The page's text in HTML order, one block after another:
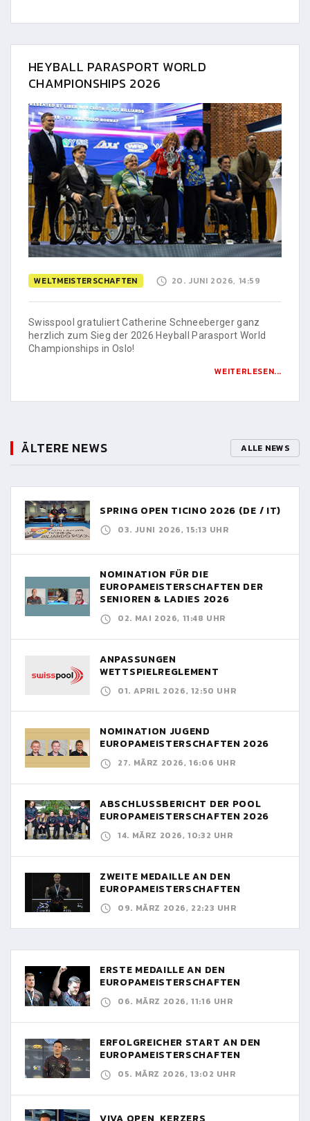
HEYBALL PARASPORT WORLD
CHAMPIONSHIPS 2026
WELTMEISTERSCHAFTEN 20. JUNI 2026, 14:59
Swisspool gratuliert Catherine Schneeberger ganz
herzlich zum Sieg der 2026 Heyball Parasport World
Championships in Oslo!
WEITERLESEN...
ÄLTERE NEWS ALLE NEWS
SPRING OPEN TICINO 2026 (DE / IT)
03. JUNI 2026, 15:13 UHR
NOMINATION FÜR DIE
EUROPAMEISTERSCHAFTEN DER
SENIOREN & LADIES 2026
02. MAI 2026, 11:48 UHR
ANPASSUNGEN
WETTSPIELREGLEMENT
01. APRIL 2026, 12:50 UHR
NOMINATION JUGEND
EUROPAMEISTERSCHAFTEN 2026
27. MÄRZ 2026, 16:06 UHR
ABSCHLUSSBERICHT DER POOL
EUROPAMEISTERSCHAFTEN 2026
14. MÄRZ 2026, 10:32 UHR
ZWEITE MEDAILLE AN DEN
EUROPAMEISTERSCHAFTEN
09. MÄRZ 2026, 22:23 UHR
ERSTE MEDAILLE AN DEN
EUROPAMEISTERSCHAFTEN
06. MÄRZ 2026, 11:16 UHR
ERFOLGREICHER START AN DEN
EUROPAMEISTERSCHAFTEN
05. MÄRZ 2026, 13:02 UHR